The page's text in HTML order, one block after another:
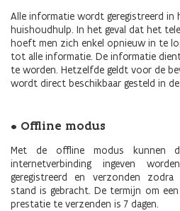
Alle informatie wordt geregistreerd in
huishoudhulp. In het geval dat het
hoeft men zich enkel opnieuw in te
tot alle informatie. De informatie
te worden. Hetzelfde geldt voor de
wordt direct beschikbaar gesteld in
• Offline modus
Met de offline modus kunnen
internetverbinding ingeven
geregistreerd en verzonden
stand is gebracht. De termijn om
prestatie te verzenden is 7 dagen.